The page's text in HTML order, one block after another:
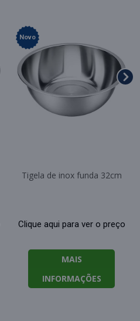
Novo
Tigela de inox funda 32cm
Clique aqui para ver o preço
MAIS
INFORMAÇÕES